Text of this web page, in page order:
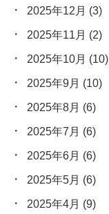
2025年12月 (3)
2025年11月 (2)
2025年10月 (10)
2025年9月 (10)
2025年8月 (6)
2025年7月 (6)
2025年6月 (6)
2025年5月 (6)
2025年4月 (9)